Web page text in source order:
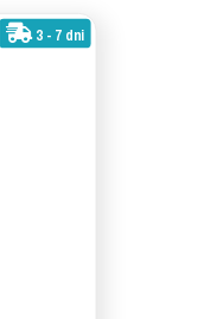
3 - 7 dni